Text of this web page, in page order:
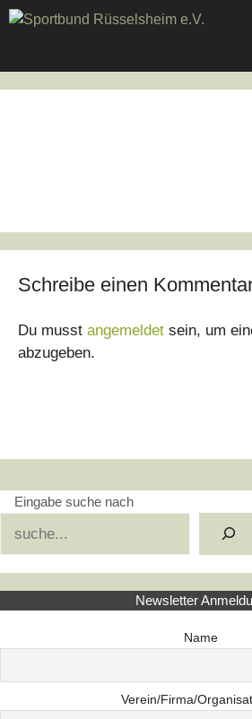
Zum
Inhalt
Schreibe einen
Du musst angemeldet sein, um
abzugeben.
Eingabe suche nach
Newsletter
Name
Verein/Firma/